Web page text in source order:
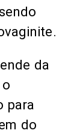
da
para
do